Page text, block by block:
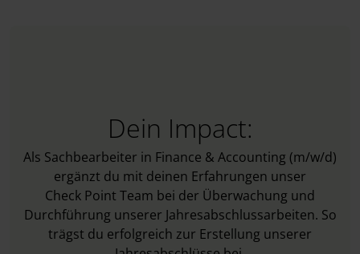
Dein Impact:
Als Sachbearbeiter in Finance & Accounting (m/w/d)
ergänzt du mit deinen Erfahrungen unser
Check Point Team bei der Überwachung und
Durchführung unserer Jahresabschlussarbeiten. So
trägst du erfolgreich zur Erstellung unserer